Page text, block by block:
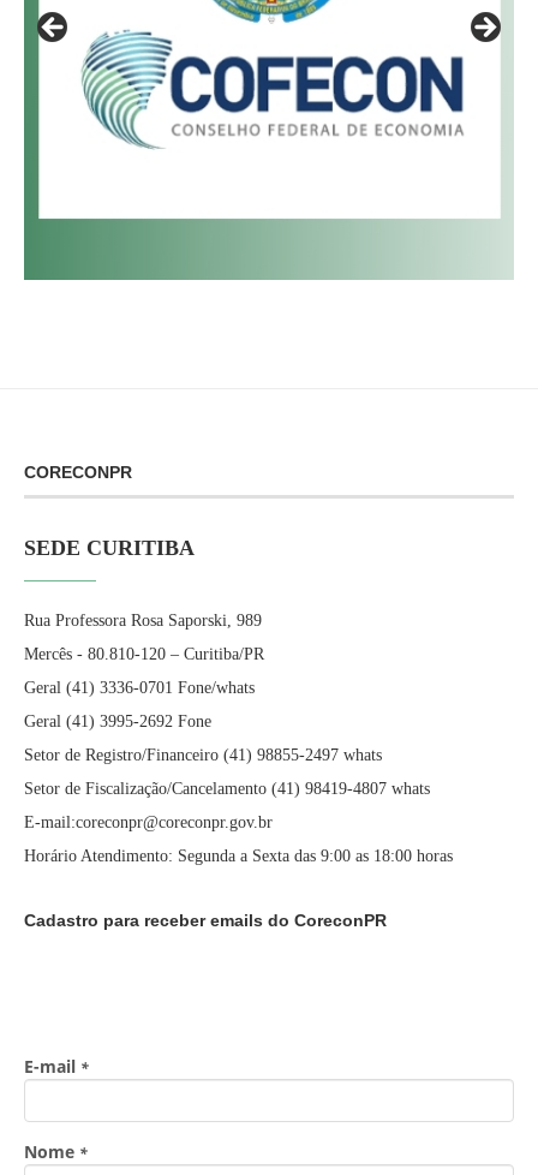
CORECONPR
SEDE CURITIBA
Rua Professora Rosa Saporski, 989
Mercês - 80.810-120 – Curitiba/PR
Geral (41) 3336-0701 Fone/whats
Geral (41) 3995-2692 Fone
Setor de Registro/Financeiro (41) 98855-2497 whats
Setor de Fiscalização/Cancelamento (41) 98419-4807 whats
E-mail:coreconpr@coreconpr.gov.br
Horário Atendimento: Segunda a Sexta das 9:00 as 18:00 horas
Cadastro para receber emails do CoreconPR